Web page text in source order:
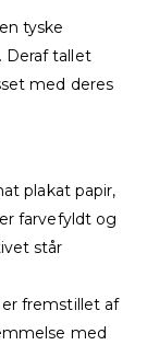
tyske
Deraf tallet
med deres
plakat papir,
farvefyldt og
står
fremstillet af
med